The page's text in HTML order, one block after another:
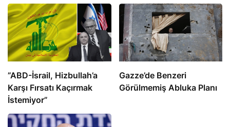
​​​​​​​”ABD-İsrail, Hizbullah’a
Karşı Fırsatı Kaçırmak
İstemiyor”
​​​​​​​Gazze’de Benzeri
Görülmemiş Abluka Planı